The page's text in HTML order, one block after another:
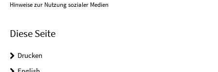
Hinweise zur Nutzung sozialer Medien
Diese Seite
Drucken